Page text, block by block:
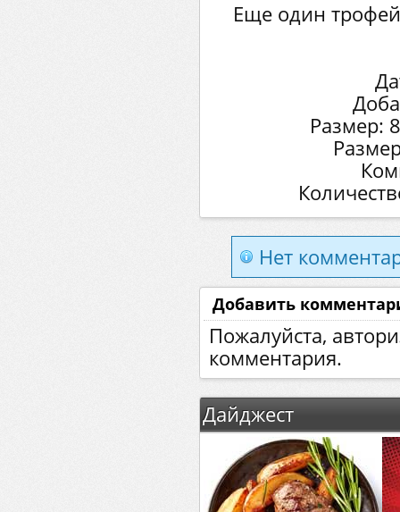
Еще один
Размер:
Нет
Добавить
Пожалуйста,
комментария.
Дайджест